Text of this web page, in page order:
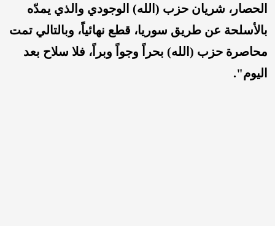
الحصار، شريان حزب (الله) الوجودي والذي يمدّه
بالأسلحة عن طريق سوريا، قطع نهائياً، وبالتالي تمت
محاصرة حزب (الله) بحراً وجواً وبراً، فلا سلاح بعد
اليوم".